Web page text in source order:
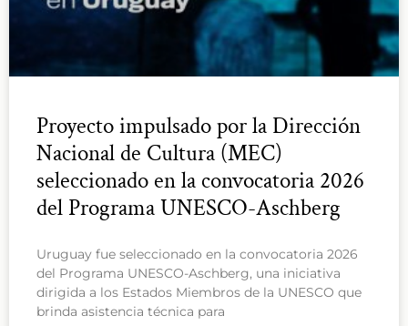
Proyecto impulsado por la Dirección
Nacional de Cultura (MEC)
seleccionado en la convocatoria 2026
del Programa UNESCO-Aschberg
Uruguay fue seleccionado en la convocatoria 2026
del Programa UNESCO-Aschberg, una iniciativa
dirigida a los Estados Miembros de la UNESCO que
brinda asistencia técnica para